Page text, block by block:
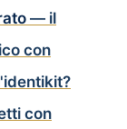
— il
con
con